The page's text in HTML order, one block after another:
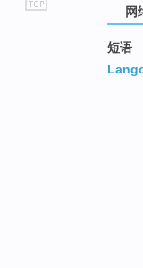
网
短语